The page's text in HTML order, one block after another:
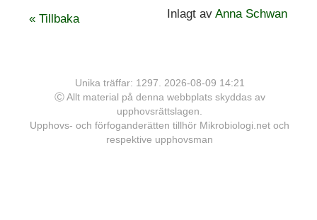
« Tillbaka
Inlagt av Anna Schwan
Unika träffar: 1297. 2026-08-09 14:21
Ⓒ Allt material på denna webbplats skyddas av
upphovsrättslagen.
Upphovs- och förfoganderätten tillhör Mikrobiologi.net och
respektive upphovsman